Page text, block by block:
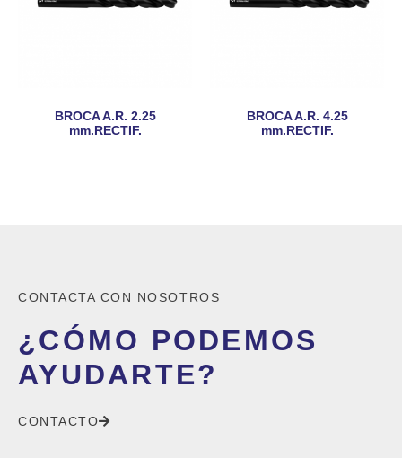
BROCA A.R. 2.25
mm.RECTIF.
BROCA A.R. 4.25
mm.RECTIF.
CONTACTA CON NOSOTROS
¿CÓMO PODEMOS
AYUDARTE?
CONTACTO